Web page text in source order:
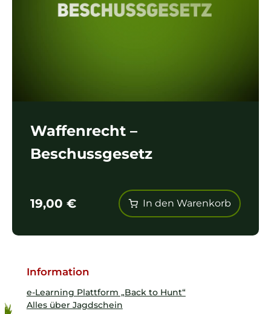
Waffenrecht –
Beschussgesetz
19,00 € In den Warenkorb
Information
e-Learning Plattform „Back to Hunt“
Alles über Jagdschein